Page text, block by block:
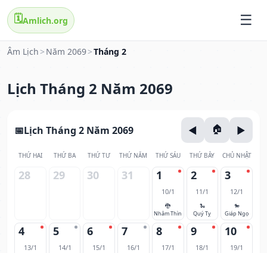
🗓️Amlich.org
Âm Lịch > Năm 2069>Tháng 2
Lịch Tháng 2 Năm 2069
Lịch Tháng 2 Năm 2069
THỨ HAI THỨ BA THỨ TƯ THỨ NĂM THỨ SÁU THỨ BẢY CHỦ NHẬT
28 29 30 31 1
10/1
🐉
Nhâm Thìn
2
11/1
🐍
Quý Tỵ
3
12/1
🐎
Giáp Ngọ
4
13/1
5
14/1
6
15/1
7
16/1
8
17/1
9
18/1
10
19/1